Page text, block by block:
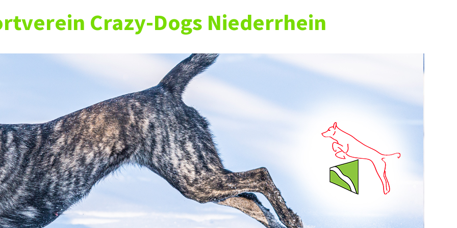
Crazy-Dogs Niederrhein